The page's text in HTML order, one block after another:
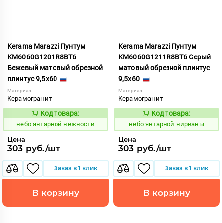
Kerama Marazzi Пунтум
KM6060G1201R8BT6
Бежевый матовый обрезной
плинтус 9,5x60
Материал:
Керамогранит
1124808
Код товара:
небо янтарной нежности
Цена
303 руб./шт
Заказ в 1 клик
В корзину
Kerama Marazzi Пунтум
KM6060G1211R8BT6 Серый
матовый обрезной плинтус
9,5x60
Материал:
Керамогранит
1124809
Код товара:
небо янтарной нирваны
Цена
303 руб./шт
Заказ в 1 клик
В корзину